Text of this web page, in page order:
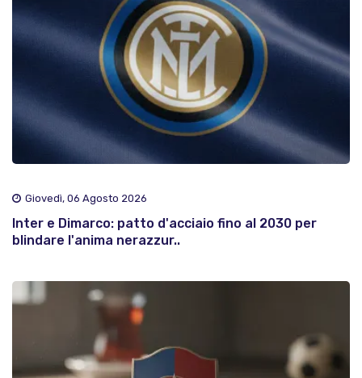
Giovedì, 06 Agosto 2026
Inter e Dimarco: patto d'acciaio fino al 2030 per
blindare l'anima nerazzur..